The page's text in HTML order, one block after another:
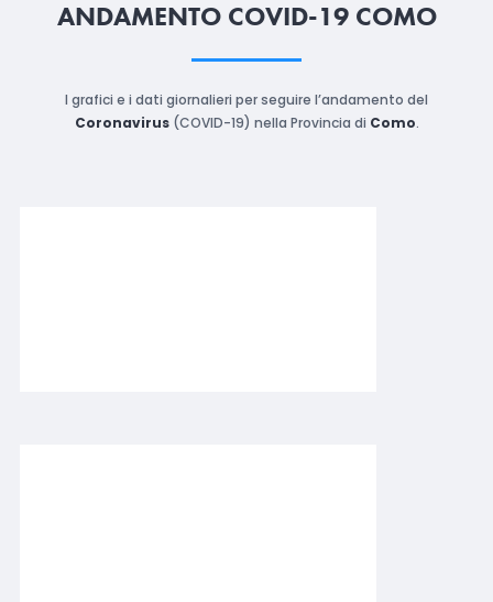
ANDAMENTO COVID-19 COMO
I grafici e i dati giornalieri per seguire l’andamento del
Coronavirus(COVID-19) nella Provincia di Como.